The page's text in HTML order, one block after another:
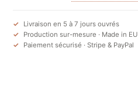
Livraison en 5 à 7 jours ouvrés
Production sur-mesure · Made in EU
Paiement sécurisé · Stripe & PayPal